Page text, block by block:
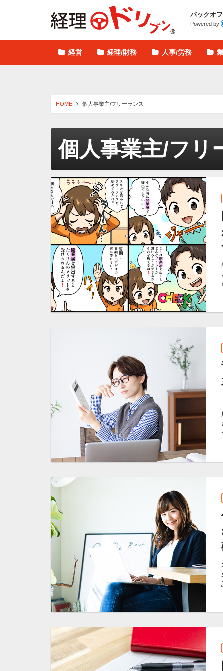
バックオ
Powered by
経営 経理/財務 人事/労務
HOME 個人事業主/フリーランス
個人事業主/フリ